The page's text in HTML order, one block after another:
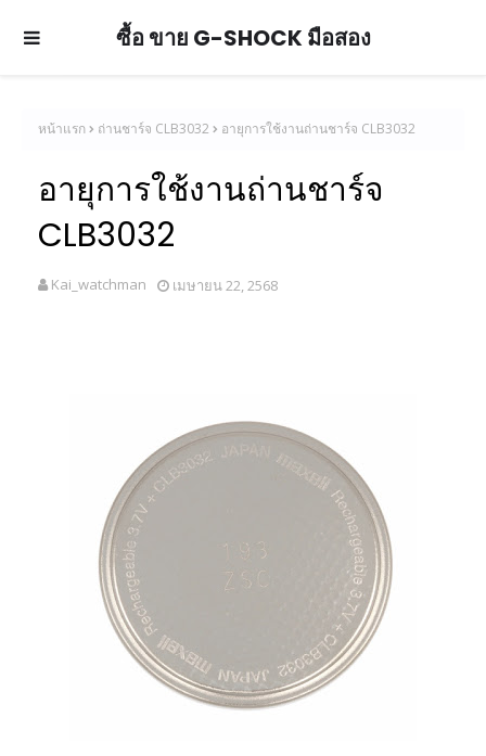
ซื้อ ขาย G-SHOCK มือสอง
หน้าแรก ถ่านชาร์จ CLB3032 อายุการใช้งานถ่านชาร์จ CLB3032
อายุการใช้งานถ่านชาร์จ
CLB3032
Kai_watchman เมษายน 22, 2568